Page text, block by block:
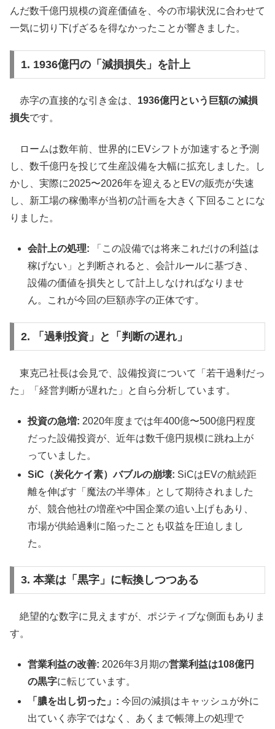
んだ数千億円規模の資産価値を、今の市場状況に合わせて
一気に切り下げざるを得なかったことが響きました。
1. 1936億円の「減損損失」を計上
赤字の直接的な引き金は、 1936億円という巨額の減損
損失です。
ロームは数年前、世界的にEVシフトが加速すると予測
し、数千億円を投じて生産設備を大幅に拡充しました。し
かし、実際に2025〜2026年を迎えるとEVの販売が失速
し、新工場の稼働率が当初の計画を大きく下回ることにな
りました。
会計上の処理: 「この設備では将来これだけの利益は
稼げない」と判断されると、会計ルールに基づき、
設備の価値を損失として計上しなければなりませ
ん。これが今回の巨額赤字の正体です。
2. 「過剰投資」と「判断の遅れ」
東克己社長は会見で、設備投資について「若干過剰だっ
た」「経営判断が遅れた」と自ら分析しています。
投資の急増: 2020年度までは年400億〜500億円程度
だった設備投資が、近年は数千億円規模に跳ね上が
っていました。
SiC（炭化ケイ素）バブルの崩壊: SiCはEVの航続距
離を伸ばす「魔法の半導体」として期待されました
が、競合他社の増産や中国企業の追い上げもあり、
市場が供給過剰に陥ったことも収益を圧迫しまし
た。
3. 本業は「黒字」に転換しつつある
絶望的な数字に見えますが、ポジティブな側面もありま
す。
営業利益の改善: 2026年3月期の営業利益は108億円
の黒字に転じています。
「膿を出し切った」: 今回の減損はキャッシュが外に
出ていく赤字ではなく、あくまで帳簿上の処理で